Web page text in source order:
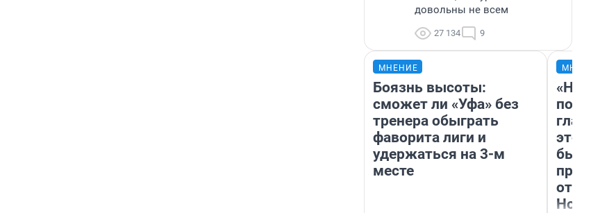
довольны не всем
27 134 9
МНЕНИЕ
Боязнь высоты:
сможет ли «Уфа» без
тренера обыграть
фаворита лиги и
удержаться на 3-м
месте
этого
бьет